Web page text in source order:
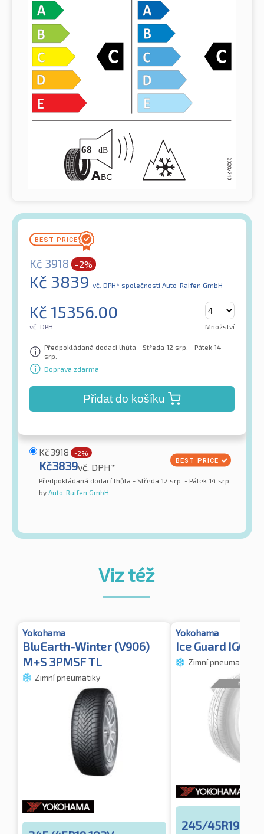
Kč 3918 -2%
Kč 3839 vč. DPH* společností Auto-Raifen GmbH
Kč 15356.00
vč. DPH Množství
Předpokládaná dodací lhůta - Středa 12 srp. - Pátek 14
srp.
Doprava zdarma
Přidat do košíku
Kč3918 -2%
Kč3839vč. DPH*
Předpokládaná dodací lhůta - Středa 12 srp. - Pátek 14 srp.
by Auto-Raifen GmbH
Viz též
Yokohama
BluEarth-Winter (V906)
M+S 3PMSF TL
Zimní pneumatiky
Yokohama
Ice Guard IG60A
Zimní pneumatiky
245/45R19